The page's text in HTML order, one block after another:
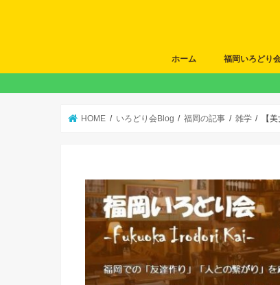
ホーム 福岡いろどり
HOME いろどり会Blog 福岡の記事 雑学 【